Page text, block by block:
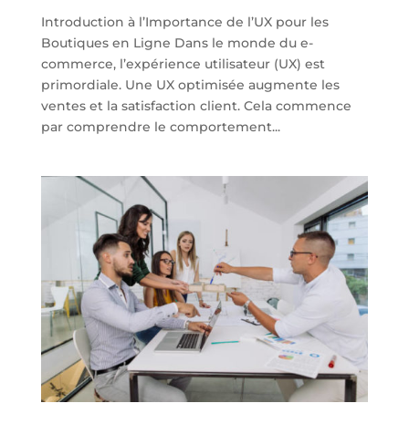
Introduction à l’Importance de l’UX pour les
Boutiques en Ligne Dans le monde du e-
commerce, l’expérience utilisateur (UX) est
primordiale. Une UX optimisée augmente les
ventes et la satisfaction client. Cela commence
par comprendre le comportement...